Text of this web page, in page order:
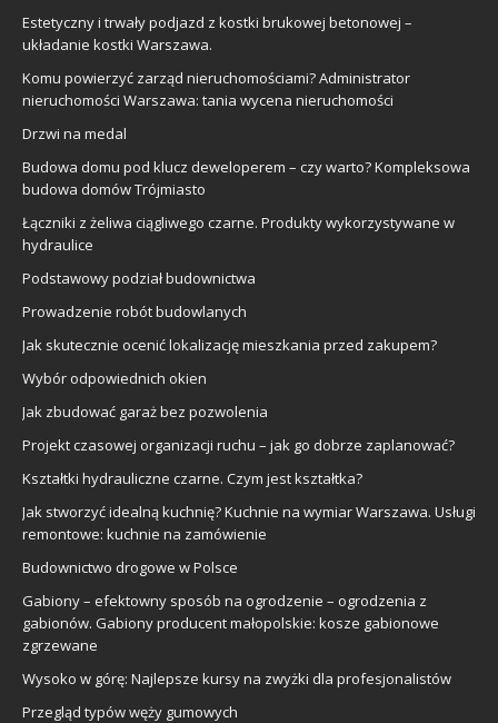
Estetyczny i trwały podjazd z kostki brukowej betonowej –
układanie kostki Warszawa.
Komu powierzyć zarząd nieruchomościami? Administrator
nieruchomości Warszawa: tania wycena nieruchomości
Drzwi na medal
Budowa domu pod klucz deweloperem – czy warto? Kompleksowa
budowa domów Trójmiasto
Łączniki z żeliwa ciągliwego czarne. Produkty wykorzystywane w
hydraulice
Podstawowy podział budownictwa
Prowadzenie robót budowlanych
Jak skutecznie ocenić lokalizację mieszkania przed zakupem?
Wybór odpowiednich okien
Jak zbudować garaż bez pozwolenia
Projekt czasowej organizacji ruchu – jak go dobrze zaplanować?
Kształtki hydrauliczne czarne. Czym jest kształtka?
Jak stworzyć idealną kuchnię? Kuchnie na wymiar Warszawa. Usługi
remontowe: kuchnie na zamówienie
Budownictwo drogowe w Polsce
Gabiony – efektowny sposób na ogrodzenie – ogrodzenia z
gabionów. Gabiony producent małopolskie: kosze gabionowe
zgrzewane
Wysoko w górę: Najlepsze kursy na zwyżki dla profesjonalistów
Przegląd typów węży gumowych